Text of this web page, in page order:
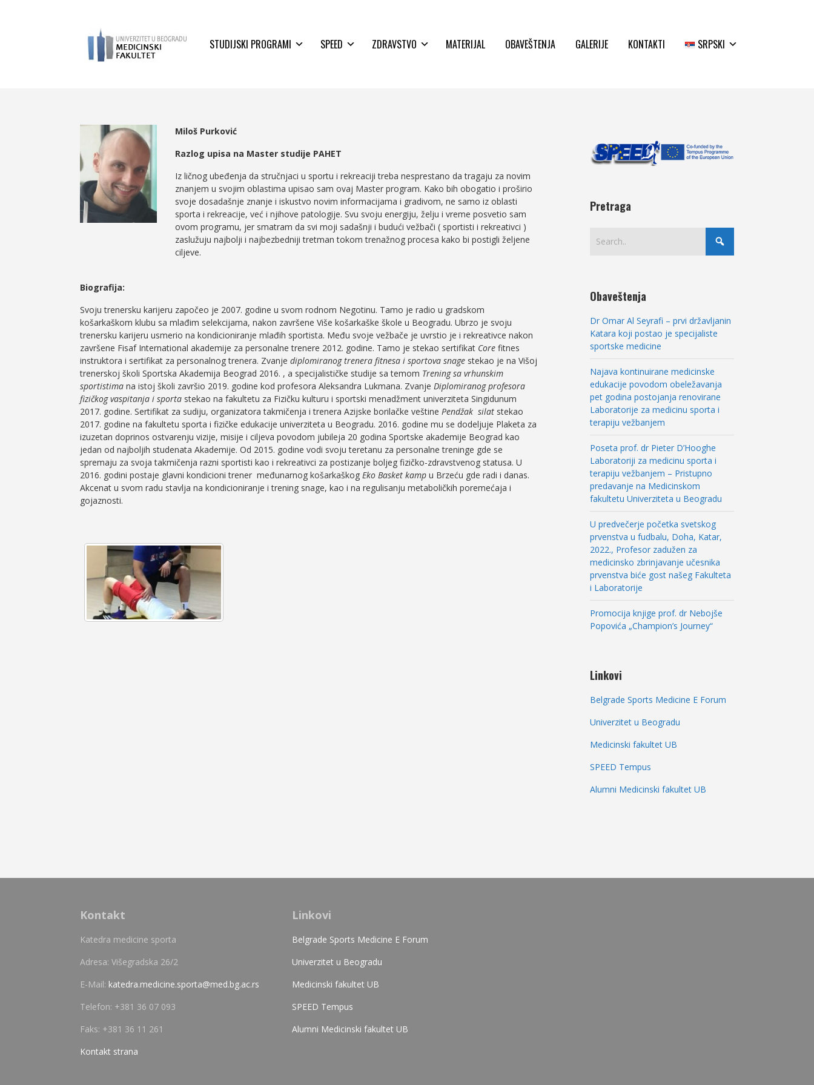
STUDIJSKI PROGRAMI SPEED ZDRAVSTVO MATERIJAL OBAVEŠTENJA GALERIJE KONTAKTI SRPSKI
Miloš Purković
Razlog upisa na Master studije PAHET
Iz ličnog ubeđenja da stručnjaci u sportu i rekreaciji treba nesprestano da tragaju za novim
znanjem u svojim oblastima upisao sam ovaj Master program. Kako bih obogatio i proširio
svoje dosadašnje znanje i iskustvo novim informacijama i gradivom, ne samo iz oblasti
sporta i rekreacije, već i njihove patologije. Svu svoju energiju, želju i vreme posvetio sam
ovom programu, jer smatram da svi moji sadašnji i budući vežbači ( sportisti i rekreativci )
zaslužuju najbolji i najbezbedniji tretman tokom trenažnog procesa kako bi postigli željene
ciljeve.
Biografija:
Svoju trenersku karijeru započeo je 2007. godine u svom rodnom Negotinu. Tamo je radio u gradskom
košarkaškom klubu sa mlađim selekcijama, nakon završene Više košarkaške škole u Beogradu. Ubrzo je svoju
trenersku karijeru usmerio na kondicioniranje mlađih sportista. Među svoje vežbače je uvrstio je i rekreativce nakon
završene Fisaf International akademije za personalne trenere 2012. godine. Tamo je stekao sertifikat Core fitnes
instruktora i sertifikat za personalnog trenera. Zvanje diplomiranog trenera fitnesa i sportova snage stekao je na Višoj
trenerskoj školi Sportska Akademija Beograd 2016. , a specijalističke studije sa temom Trening sa vrhunskim
sportistima na istoj školi završio 2019. godine kod profesora Aleksandra Lukmana. Zvanje Diplomiranog profesora
fizičkog vaspitanja i sporta stekao na fakultetu za Fizičku kulturu i sportski menadžment univerziteta Singidunum
2017. godine. Sertifikat za sudiju, organizatora takmičenja i trenera Azijske borilačke veštine Pendžak silat stekao
2017. godine na fakultetu sporta i fizičke edukacije univerziteta u Beogradu. 2016. godine mu se dodeljuje Plaketa za
izuzetan doprinos ostvarenju vizije, misije i ciljeva povodom jubileja 20 godina Sportske akademije Beograd kao
jedan od najboljih studenata Akademije. Od 2015. godine vodi svoju teretanu za personalne treninge gde se
spremaju za svoja takmičenja razni sportisti kao i rekreativci za postizanje boljeg fizičko-zdravstvenog statusa. U
2016. godini postaje glavni kondicioni trener međunarnog košarkaškog Eko Basket kamp u Brzeću gde radi i danas.
Akcenat u svom radu stavlja na kondicioniranje i trening snage, kao i na regulisanju metaboličkih poremećaja i
gojaznosti.
Pretraga
Obaveštenja
Dr Omar Al Seyrafi – prvi državljanin
Katara koji postao je specijaliste
sportske medicine
Najava kontinuirane medicinske
edukacije povodom obeležavanja
pet godina postojanja renovirane
Laboratorije za medicinu sporta i
terapiju vežbanjem
Poseta prof. dr Pieter D’Hooghe
Laboratoriji za medicinu sporta i
terapiju vežbanjem – Pristupno
predavanje na Medicinskom
fakultetu Univerziteta u Beogradu
U predvečerje početka svetskog
prvenstva u fudbalu, Doha, Katar,
2022., Profesor zadužen za
medicinsko zbrinjavanje učesnika
prvenstva biće gost našeg Fakulteta
i Laboratorije
Promocija knjige prof. dr Nebojše
Popovića „Champion’s Journey“
Linkovi
Belgrade Sports Medicine E Forum
Univerzitet u Beogradu
Medicinski fakultet UB
SPEED Tempus
Alumni Medicinski fakultet UB
Kontakt
Katedra medicine sporta
Adresa: Višegradska 26/2
E-Mail: katedra.medicine.sporta@med.bg.ac.rs
Telefon: +381 36 07 093
Faks: +381 36 11 261
Kontakt strana
Linkovi
Belgrade Sports Medicine E Forum
Univerzitet u Beogradu
Medicinski fakultet UB
SPEED Tempus
Alumni Medicinski fakultet UB